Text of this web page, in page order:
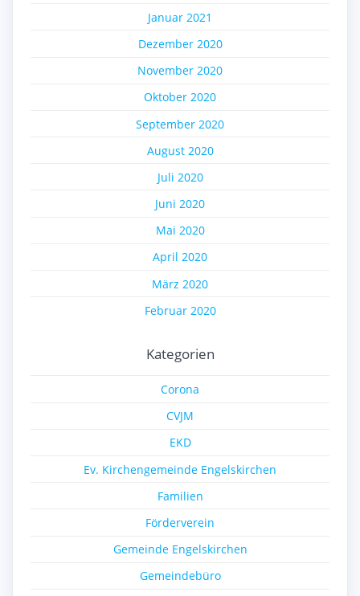
Januar 2021
Dezember 2020
November 2020
Oktober 2020
September 2020
August 2020
Juli 2020
Juni 2020
Mai 2020
April 2020
März 2020
Februar 2020
Kategorien
Corona
CVJM
EKD
Ev. Kirchengemeinde Engelskirchen
Familien
Förderverein
Gemeinde Engelskirchen
Gemeindebüro